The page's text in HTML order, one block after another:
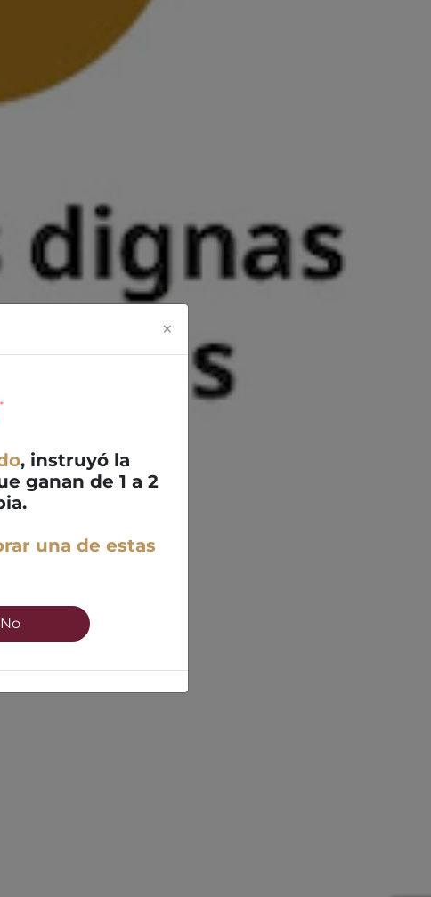
×
, instruyó la
ganan de 1 a 2
una de estas
No